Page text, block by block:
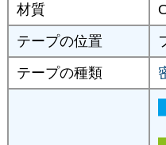
材質
テープの位置
テープの種類